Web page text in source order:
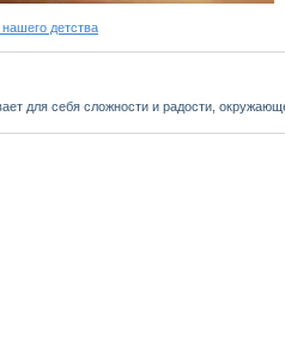
детства
для себя сложности и радости,